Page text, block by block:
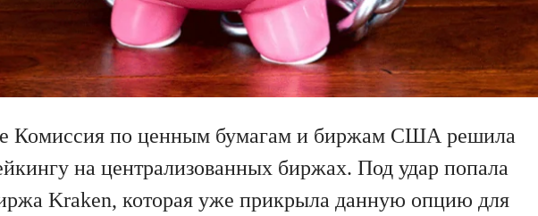
Комиссия по ценным бумагам и биржам США решила
на централизованных биржах. Под удар попала
Kraken, которая уже прикрыла данную опцию для